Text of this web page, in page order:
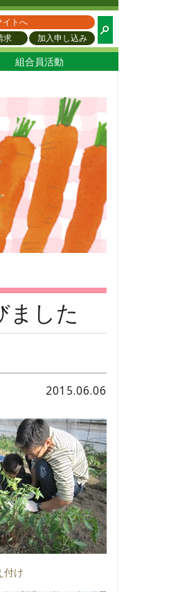
イトへ
求 加入申し込み
組合員活動
ました
2015.06.06
付け